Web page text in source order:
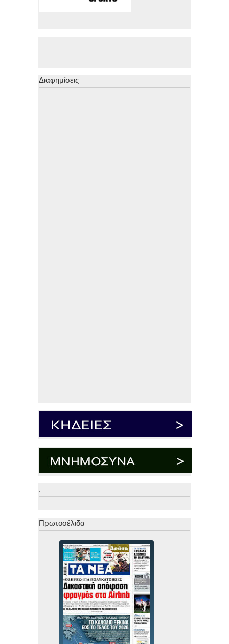
Διαφημίσεις
.
.
Πρωτοσέλιδα